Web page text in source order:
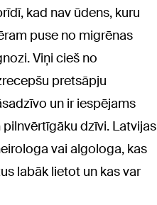
kad nav ūdens, kuru
puse no migrēnas
Viņi cieš no
pretsāpju
un ir iespējams
dzīvi. Latvijas
vai algologa, kas
labāk lietot un kas var